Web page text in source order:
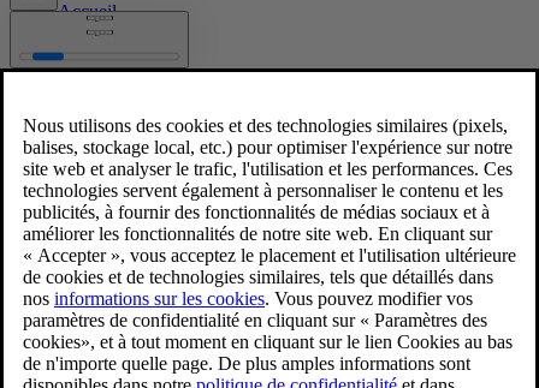
Accueil
/Images
New Volvo XC90 Lifestyle
9/4/2024
Favoris
Partager
Télécharger